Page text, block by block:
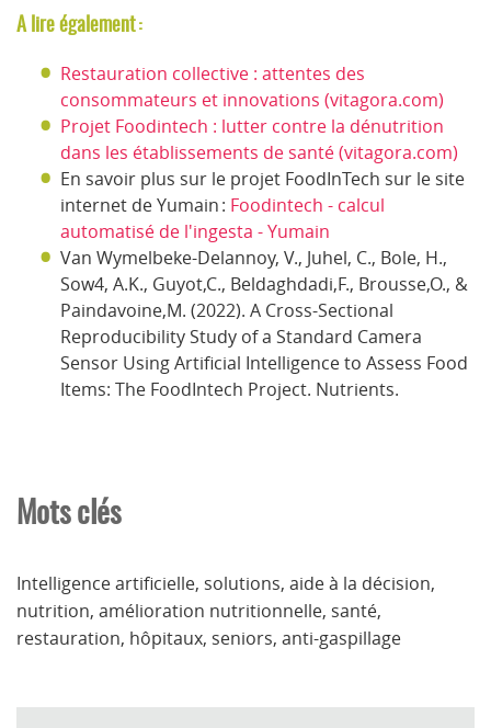
A lire également :
Restauration collective : attentes des
consommateurs et innovations (vitagora.com)
Projet Foodintech : lutter contre la dénutrition
dans les établissements de santé (vitagora.com)
En savoir plus sur le projet FoodInTech sur le site
internet de Yumain : Foodintech - calcul
automatisé de l'ingesta - Yumain
Van Wymelbeke-Delannoy, V., Juhel, C., Bole, H.,
Sow4, A.K., Guyot,C., Beldaghdadi,F., Brousse,O., &
Paindavoine,M. (2022). A Cross-Sectional
Reproducibility Study of a Standard Camera
Sensor Using Artificial Intelligence to Assess Food
Items: The FoodIntech Project. Nutrients.
Mots clés
Intelligence artificielle, solutions, aide à la décision,
nutrition, amélioration nutritionnelle, santé,
restauration, hôpitaux, seniors, anti-gaspillage